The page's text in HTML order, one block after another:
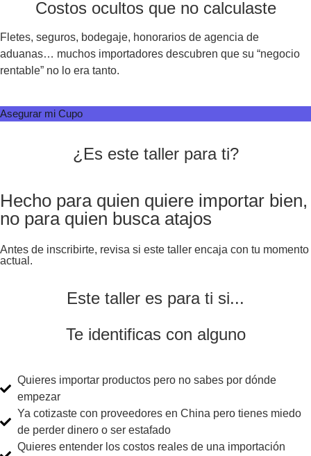
Costos ocultos que no calculaste
Fletes, seguros, bodegaje, honorarios de agencia de
aduanas… muchos importadores descubren que su “negocio
rentable” no lo era tanto.
Asegurar mi Cupo
¿Es este taller para ti?
Hecho para quien quiere importar bien,
no para quien busca atajos
Antes de inscribirte, revisa si este taller encaja con tu momento
actual.
Este taller es para ti si...
Te identificas con alguno
Quieres importar productos pero no sabes por dónde
empezar
Ya cotizaste con proveedores en China pero tienes miedo
de perder dinero o ser estafado
Quieres entender los costos reales de una importación